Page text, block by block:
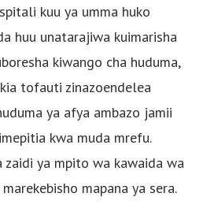
kuu ya umma huko
huu unatarajiwa kuimarisha
kiwango cha huduma,
tofauti zinazoendelea
ya afya ambazo jamii
kwa muda mrefu.
zaidi ya mpito wa kawaida wa
mapana ya sera.